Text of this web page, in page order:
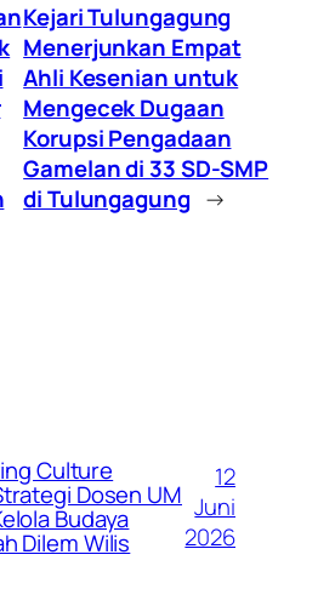
Kejari Tulungagung
Menerjunkan Empat
Ahli Kesenian untuk
Mengecek Dugaan
Korupsi Pengadaan
Gamelan di 33 SD-SMP
di Tulungagung →
Culture
Dosen UM
Budaya
Dilem Wilis
12
Juni
2026